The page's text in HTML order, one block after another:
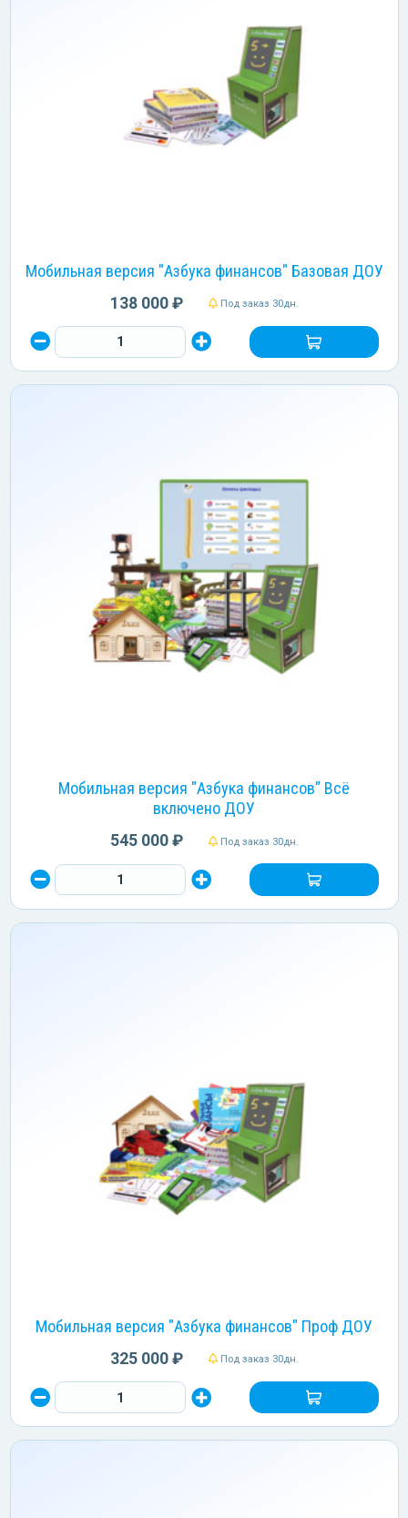
Мобильная версия "Азбука финансов" Базовая ДОУ
138 000 ₽ Под заказ 30дн.
Мобильная версия "Азбука финансов" Всё
включено ДОУ
545 000 ₽ Под заказ 30дн.
Мобильная версия "Азбука финансов" Проф ДОУ
325 000 ₽ Под заказ 30дн.